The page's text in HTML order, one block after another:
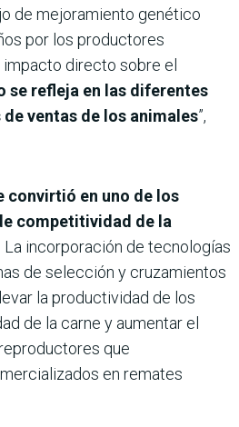
de mejoramiento genético
por los productores
impacto directo sobre el
se refleja en las diferentes
ventas de los animales”,
convirtió en uno de los
competitividad de la
. La incorporación de tecnologías
de selección y cruzamientos
la productividad de los
de la carne y aumentar el
que
en remates